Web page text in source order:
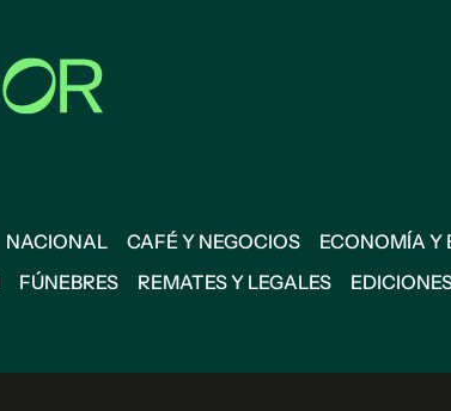
NACIONAL CAFÉ Y NEGOCIOS ECONOMÍA Y
FÚNEBRES REMATES Y LEGALES